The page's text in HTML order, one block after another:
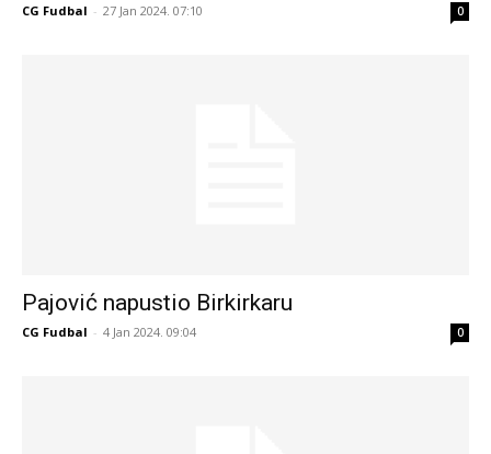
CG Fudbal - 27 Jan 2024. 07:10 0
Pajović napustio Birkirkaru
CG Fudbal - 4 Jan 2024. 09:04 0